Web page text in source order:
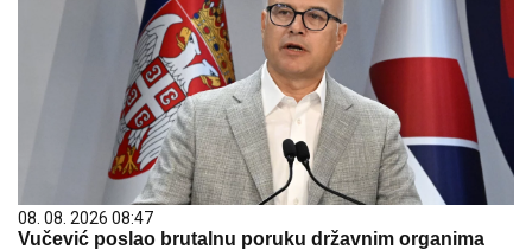
08. 08. 2026 08:47
Vučević poslao brutalnu poruku državnim organima